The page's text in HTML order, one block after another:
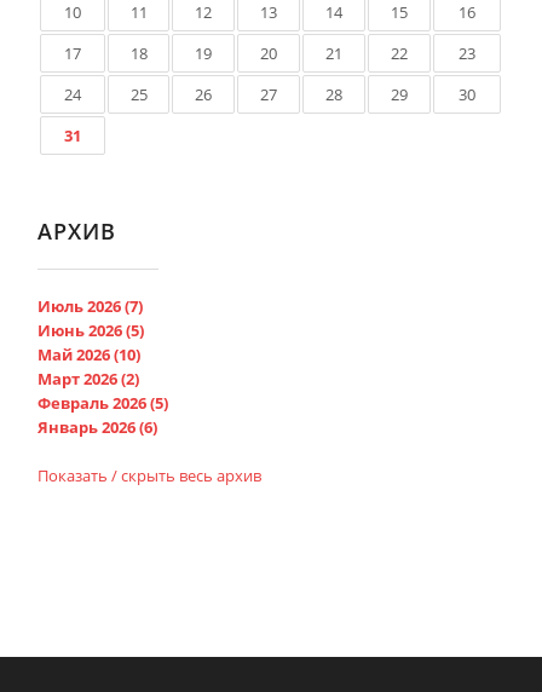
10
11 12 13 14 15
16
17
18 19 20 21 22
23
24
25 26 27 28 29
30
31
АРХИВ
Июль 2026 (7)
Июнь 2026 (5)
Май 2026 (10)
Март 2026 (2)
Февраль 2026 (5)
Январь 2026 (6)
Показать / скрыть весь архив